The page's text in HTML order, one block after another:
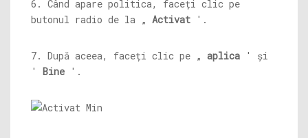
6. Când apare politica, faceți clic pe
butonul radio de la „ Activat '.
7. După aceea, faceți clic pe „ aplica ' și
' Bine '.